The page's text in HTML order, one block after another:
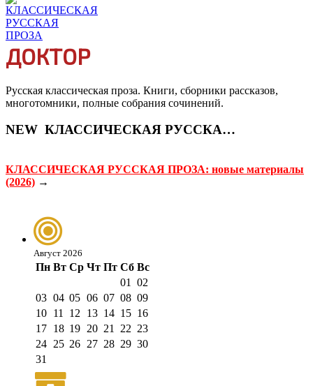
ДОКТОР
Русская классическая проза. Книги, сборники рассказов,
многотомники, полные собрания сочинений.
NEW КЛАССИЧЕСКАЯ РУССКАЯ ПРОЗА
КЛАССИЧЕСКАЯ РУССКАЯ ПРОЗА: новые материалы
(2026) →
Август 2026
Пн Вт Ср Чт Пт Сб Вс
01
02
03 04 05 06 07 08 09
10 11 12 13 14 15 16
17 18 19 20 21 22 23
24 25 26 27 28 29 30
31